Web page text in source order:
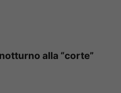
alla “corte”